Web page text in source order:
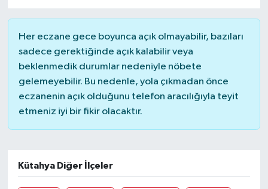
Her eczane gece boyunca açık olmayabilir, bazıları
sadece gerektiğinde açık kalabilir veya
beklenmedik durumlar nedeniyle nöbete
gelemeyebilir. Bu nedenle, yola çıkmadan önce
eczanenin açık olduğunu telefon aracılığıyla teyit
etmeniz iyi bir fikir olacaktır.
Kütahya Diğer İlçeler